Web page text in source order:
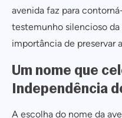
avenida faz para
testemunho silencioso
importância de preservar
Um nome que
Independência
A escolha do nome da